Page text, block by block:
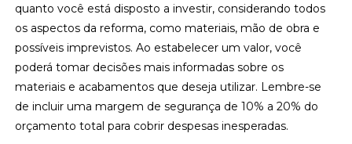
quanto você está disposto a investir, considerando todos
os aspectos da reforma, como materiais, mão de obra e
possíveis imprevistos. Ao estabelecer um valor, você
poderá tomar decisões mais informadas sobre os
materiais e acabamentos que deseja utilizar. Lembre-se
de incluir uma margem de segurança de 10% a 20% do
orçamento total para cobrir despesas inesperadas.